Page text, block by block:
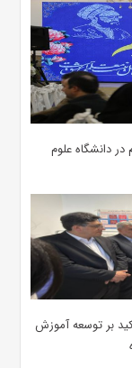
دانشگاه علوم
بر توسعه آموزش